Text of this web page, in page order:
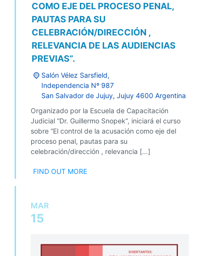
COMO EJE DEL PROCESO PENAL,
PAUTAS PARA SU
CELEBRACIÓN/DIRECCIÓN ,
RELEVANCIA DE LAS AUDIENCIAS
PREVIAS”.
Salón Vélez Sarsfield,
Independencia Nº 987
San Salvador de Jujuy, Jujuy 4600 Argentina
Organizado por la Escuela de Capacitación
Judicial “Dr. Guillermo Snopek”, iniciará el curso
sobre “El control de la acusación como eje del
proceso penal, pautas para su
celebración/dirección , relevancia […]
FIND OUT MORE
MAR
15